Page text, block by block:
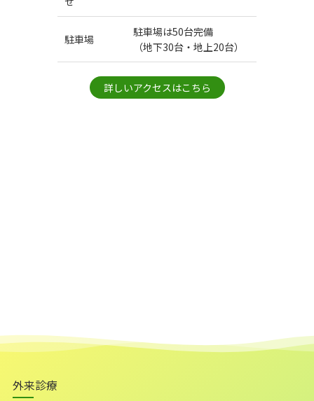
駐車場
駐車場は50台完備
（地下30台・地上20台）
詳しいアクセスはこちら
外来診療